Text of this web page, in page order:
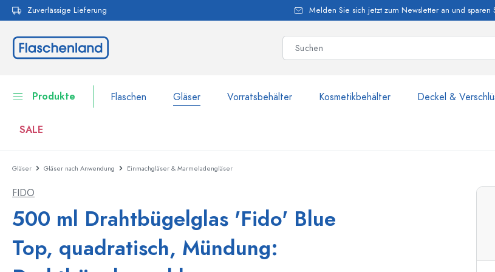
Zur Hauptnavigation springen
Zuverlässige Lieferung Melden Sie sich jetzt zum Newsletter an und sparen
Produkte Flaschen Gläser Vorratsbehälter Kosmetikbehälter Deckel &
SALE
Flaschen
Vorratsbehälter
Geschirr
Zur Kategorie Flaschen
Flaschen nach Marke
WECK-Flaschen
Estal-Flaschen
Flaschen nach Volumen
Gläser Gläser nach Anwendung Einmachgläser & Marmeladengläser
FIDO
500 ml Drahtbügelglas 'Fido' Blue
Top, quadratisch, Mündung: